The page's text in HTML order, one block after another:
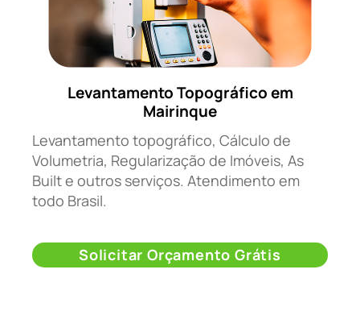
Levantamento Topográfico em
Mairinque
Levantamento topográfico, Cálculo de
Volumetria, Regularização de Imóveis, As
Built e outros serviços. Atendimento em
todo Brasil.
Solicitar Orçamento Grátis